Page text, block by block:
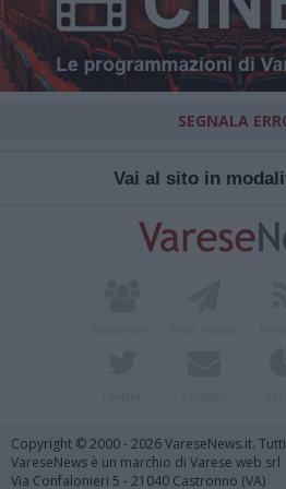
SEGNALA
Vai al sito in
Copyright © 2000 - 2026 VareseNews.it.
VareseNews è un marchio di Varese web srl
Via Confalonieri 5 - 21040 Castronno (VA)